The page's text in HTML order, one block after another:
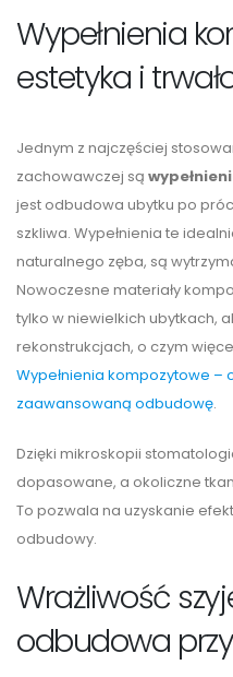
Wypełnienia
estetyka i
Jednym z najczęściej
zachowawczej są
jest odbudowa ubytku po
szkliwa. Wypełnienia te
naturalnego zęba, są
Nowoczesne materiały
tylko w niewielkich ubytkach,
rekonstrukcjach, o czym
Wypełnienia kompozytowe –
zaawansowaną odbudowę.
Dzięki mikroskopii
dopasowane, a okoliczne
To pozwala na uzyskanie
odbudowy.
Wrażliwość
odbudowa